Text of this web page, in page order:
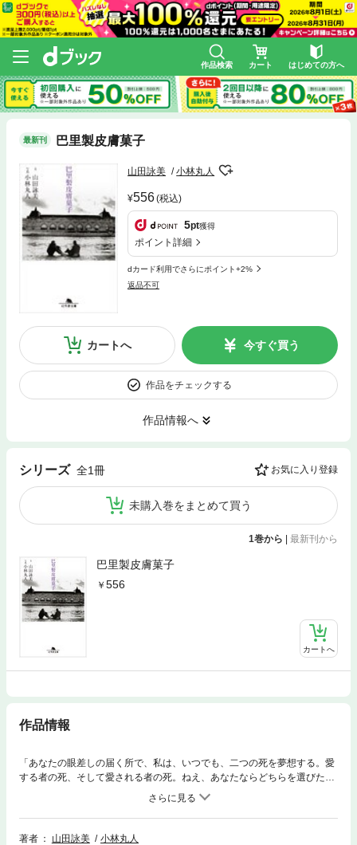
作品検索 カート はじめての方へ
最新刊 巴里製皮膚菓子
山田詠美 小林丸人
556(税込)
5pt獲得
ポイント詳細
dカード利用でさらにポイント+2%
返品不可
カートへ 今すぐ買う
作品をチェックする
作品情報へ
シリーズ 全1冊 お気に入り登録
未購入巻をまとめて買う
1巻から | 最新刊から
巴里製皮膚菓子
556
カートへ
作品情報
「あなたの眼差しの届く所で、私は、いつでも、二つの死を夢想する。愛
する者の死、そして愛される者の死。ねえ、あなたならどちらを選びた
い？」パリの穏やかな宵に響く貴金属たちの触れ合い。残酷なまでに欲望
に忠実で、狂乱の光と沈黙の闇の空隙を縫うかのように貪り合うその高貴
な腐食を、静謐な文章と先鋭な写真で描く写真小説集。
著者
山田詠美
小林丸人